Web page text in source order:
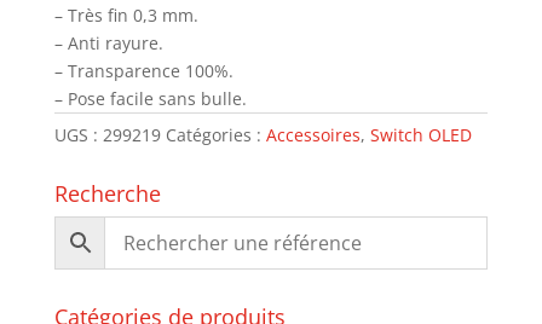
– Très fin 0,3 mm.
– Anti rayure.
– Transparence 100%.
– Pose facile sans bulle.
UGS : 299219 Catégories : Accessoires, Switch OLED
Recherche
Catégories de produits